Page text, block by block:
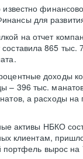
для
на отчет
865
доходы
– 396 тыс.
а расходы
активы НБКО
клиентам,
вырос на